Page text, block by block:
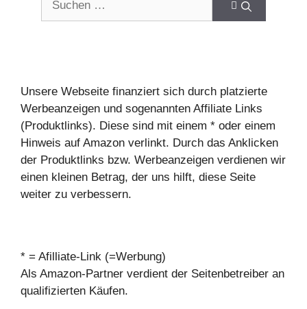
Unsere Webseite finanziert sich durch platzierte
Werbeanzeigen und sogenannten Affiliate Links
(Produktlinks). Diese sind mit einem * oder einem
Hinweis auf Amazon verlinkt. Durch das Anklicken
der Produktlinks bzw. Werbeanzeigen verdienen wir
einen kleinen Betrag, der uns hilft, diese Seite
weiter zu verbessern.
* = Afilliate-Link (=Werbung)
Als Amazon-Partner verdient der Seitenbetreiber an
qualifizierten Käufen.